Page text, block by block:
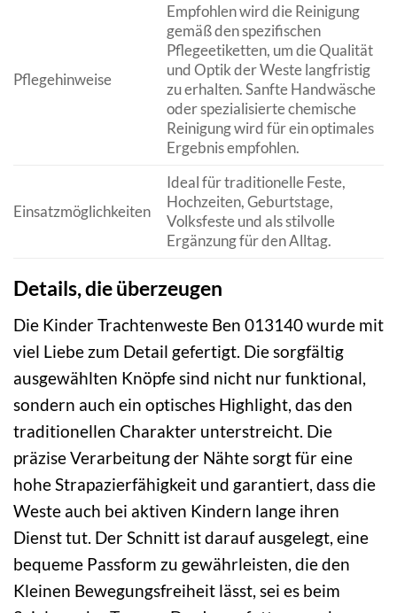
Pflegehinweise
Empfohlen wird die Reinigung
gemäß den spezifischen
Pflegeetiketten, um die Qualität
und Optik der Weste langfristig
zu erhalten. Sanfte Handwäsche
oder spezialisierte chemische
Reinigung wird für ein optimales
Ergebnis empfohlen.
Einsatzmöglichkeiten
Ideal für traditionelle Feste,
Hochzeiten, Geburtstage,
Volksfeste und als stilvolle
Ergänzung für den Alltag.
Details, die überzeugen
Die Kinder Trachtenweste Ben 013140 wurde mit
viel Liebe zum Detail gefertigt. Die sorgfältig
ausgewählten Knöpfe sind nicht nur funktional,
sondern auch ein optisches Highlight, das den
traditionellen Charakter unterstreicht. Die
präzise Verarbeitung der Nähte sorgt für eine
hohe Strapazierfähigkeit und garantiert, dass die
Weste auch bei aktiven Kindern lange ihren
Dienst tut. Der Schnitt ist darauf ausgelegt, eine
bequeme Passform zu gewährleisten, die den
Kleinen Bewegungsfreiheit lässt, sei es beim